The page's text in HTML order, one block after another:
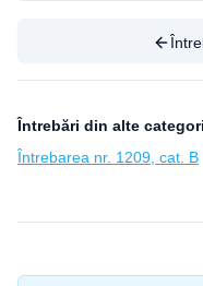
Întrebări din alte
Întrebarea nr. 1209, cat. B